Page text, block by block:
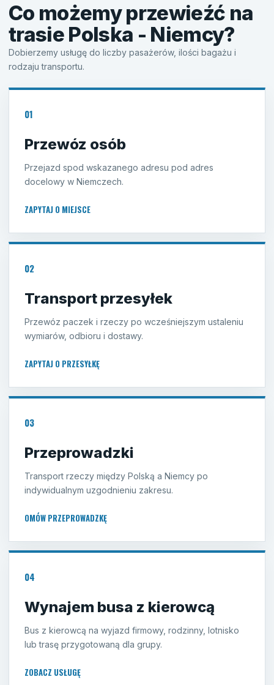
Co możemy przewieźć na
trasie Polska - Niemcy?
Dobierzemy usługę do liczby pasażerów, ilości bagażu i
rodzaju transportu.
01
Przewóz osób
Przejazd spod wskazanego adresu pod adres
docelowy w Niemczech.
ZAPYTAJ O MIEJSCE
02
Transport przesyłek
Przewóz paczek i rzeczy po wcześniejszym ustaleniu
wymiarów, odbioru i dostawy.
ZAPYTAJ O PRZESYŁKĘ
03
Przeprowadzki
Transport rzeczy między Polską a Niemcy po
indywidualnym uzgodnieniu zakresu.
OMÓW PRZEPROWADZKĘ
04
Wynajem busa z kierowcą
Bus z kierowcą na wyjazd firmowy, rodzinny, lotnisko
lub trasę przygotowaną dla grupy.
ZOBACZ USŁUGĘ